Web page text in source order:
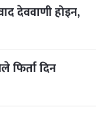
देववाणी होइन,
फिर्ता दिन